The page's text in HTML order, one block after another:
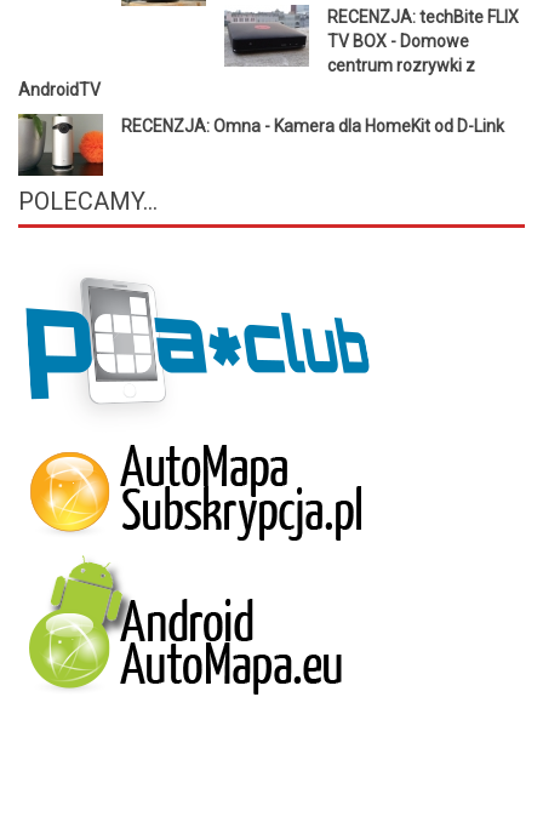
RECENZJA: techBite FLIX
TV BOX - Domowe
centrum rozrywki z
AndroidTV
RECENZJA: Omna - Kamera dla HomeKit od D-Link
POLECAMY...